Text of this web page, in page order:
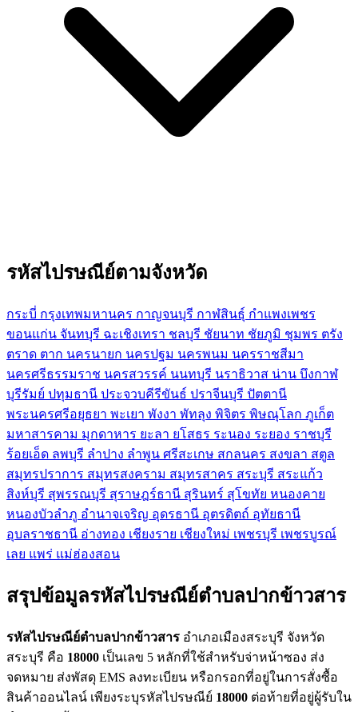
รหัสไปรษณีย์ตามจังหวัด
กระบี่ กรุงเทพมหานคร กาญจนบุรี กาฬสินธุ์ กำแพงเพชร
ขอนแก่น จันทบุรี ฉะเชิงเทรา ชลบุรี ชัยนาท ชัยภูมิ ชุมพร ตรัง
ตราด ตาก นครนายก นครปฐม นครพนม นครราชสีมา
นครศรีธรรมราช นครสวรรค์ นนทบุรี นราธิวาส น่าน บึงกาฬ
บุรีรัมย์ ปทุมธานี ประจวบคีรีขันธ์ ปราจีนบุรี ปัตตานี
พระนครศรีอยุธยา พะเยา พังงา พัทลุง พิจิตร พิษณุโลก ภูเก็ต
มหาสารคาม มุกดาหาร ยะลา ยโสธร ระนอง ระยอง ราชบุรี
ร้อยเอ็ด ลพบุรี ลำปาง ลำพูน ศรีสะเกษ สกลนคร สงขลา สตูล
สมุทรปราการ สมุทรสงคราม สมุทรสาคร สระบุรี สระแก้ว
สิงห์บุรี สุพรรณบุรี สุราษฎร์ธานี สุรินทร์ สุโขทัย หนองคาย
หนองบัวลำภู อำนาจเจริญ อุดรธานี อุตรดิตถ์ อุทัยธานี
อุบลราชธานี อ่างทอง เชียงราย เชียงใหม่ เพชรบุรี เพชรบูรณ์
เลย แพร่ แม่ฮ่องสอน
สรุปข้อมูลรหัสไปรษณีย์ตำบลปากข้าวสาร
รหัสไปรษณีย์ตำบลปากข้าวสาร อำเภอเมืองสระบุรี จังหวัด
สระบุรี คือ 18000 เป็นเลข 5 หลักที่ใช้สำหรับจ่าหน้าซอง ส่ง
จดหมาย ส่งพัสดุ EMS ลงทะเบียน หรือกรอกที่อยู่ในการสั่งซื้อ
สินค้าออนไลน์ เพียงระบุรหัสไปรษณีย์ 18000 ต่อท้ายที่อยู่ผู้รับใน